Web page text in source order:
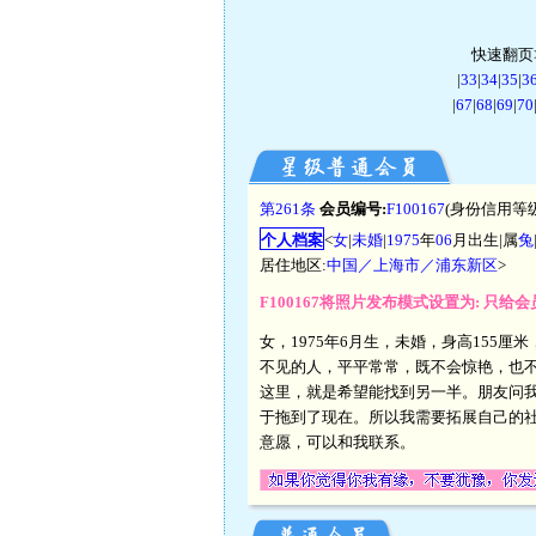
快速翻页
|33|34|35|
|67|68|69|70|
第261条 会员编号:F100167(身份信用等
个人档案<女|未婚|1975年06 月出生|属兔 |
居住地区:中国／上海市／浦东新区>
F100167将照片发布模式设置为: 只给
女，1975年6月生，未婚，身高155厘
不见的人，平平常常，既不会惊艳，也
这里，就是希望能找到另一半。朋友问
于拖到了现在。所以我需要拓展自己的
意愿，可以和我联系。